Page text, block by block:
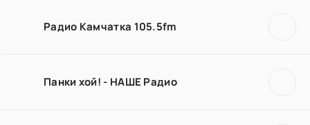
Радио Камчатка 105.5fm
Панки хой! - НАШЕ Радио